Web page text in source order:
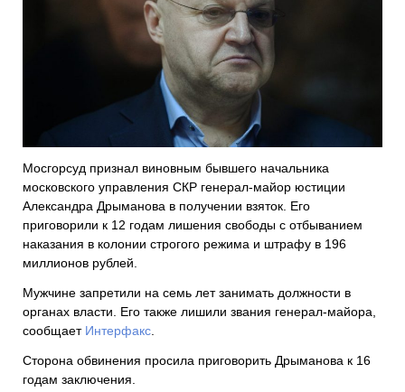
Мосгорсуд признал виновным бывшего начальника
московского управления СКР генерал-майор юстиции
Александра Дрыманова в получении взяток. Его
приговорили к 12 годам лишения свободы с отбыванием
наказания в колонии строгого режима и штрафу в 196
миллионов рублей.
Мужчине запретили на семь лет занимать должности в
органах власти. Его также лишили звания генерал-майора,
сообщает Интерфакс
Сторона обвинения просила приговорить Дрыманова к 16
годам заключения.